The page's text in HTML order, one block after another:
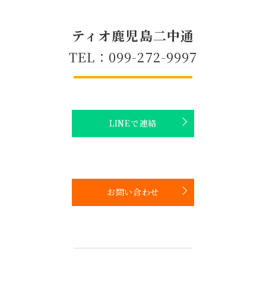
ティオ鹿児島二中通
TEL：099-272-9997
LINEで連絡
お問い合わせ